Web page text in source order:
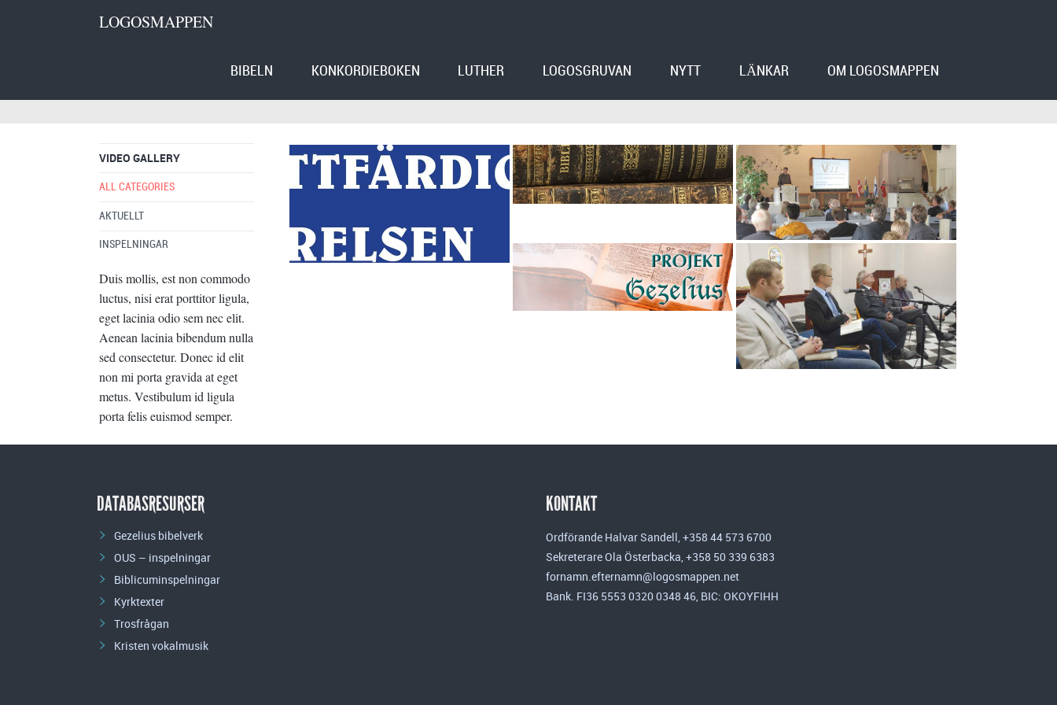
LOGOSMAPPEN
BIBELN KONKORDIEBOKEN LUTHER LOGOSGRUVAN NYTT LÄNKAR OM LOGOSMAPPEN
VIDEO GALLERY
ALL CATEGORIES
AKTUELLT
INSPELNINGAR
Duis mollis, est non commodo
luctus, nisi erat porttitor ligula,
eget lacinia odio sem nec elit.
Aenean lacinia bibendum nulla
sed consectetur. Donec id elit
non mi porta gravida at eget
metus. Vestibulum id ligula
porta felis euismod semper.
DATABASRESURSER
Gezelius bibelverk
OUS – inspelningar
Biblicuminspelningar
Kyrktexter
Trosfrågan
Kristen vokalmusik
KONTAKT
Ordförande Halvar Sandell, +358 44 573 6700
Sekreterare Ola Österbacka, +358 50 339 6383
fornamn.efternamn@logosmappen.net
Bank. FI36 5553 0320 0348 46, BIC: OKOYFIHH